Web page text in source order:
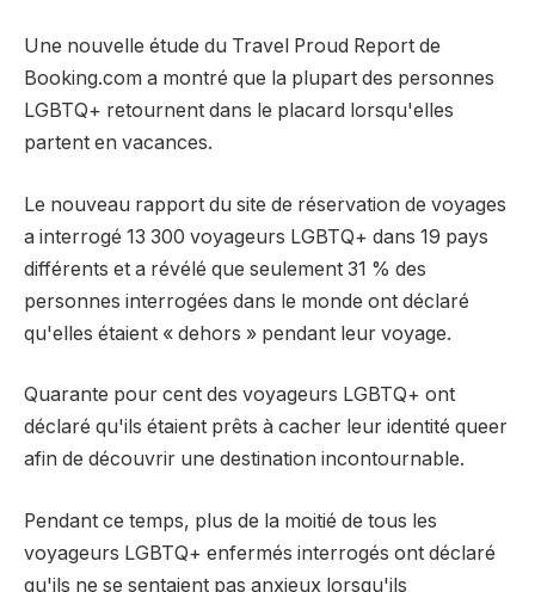
Une nouvelle étude du Travel Proud Report de
Booking.com a montré que la plupart des personnes
LGBTQ+ retournent dans le placard lorsqu'elles
partent en vacances.
Le nouveau rapport du site de réservation de voyages
a interrogé 13 300 voyageurs LGBTQ+ dans 19 pays
différents et a révélé que seulement 31 % des
personnes interrogées dans le monde ont déclaré
qu'elles étaient « dehors » pendant leur voyage.
Quarante pour cent des voyageurs LGBTQ+ ont
déclaré qu'ils étaient prêts à cacher leur identité queer
afin de découvrir une destination incontournable.
Pendant ce temps, plus de la moitié de tous les
voyageurs LGBTQ+ enfermés interrogés ont déclaré
qu'ils ne se sentaient pas anxieux lorsqu'ils